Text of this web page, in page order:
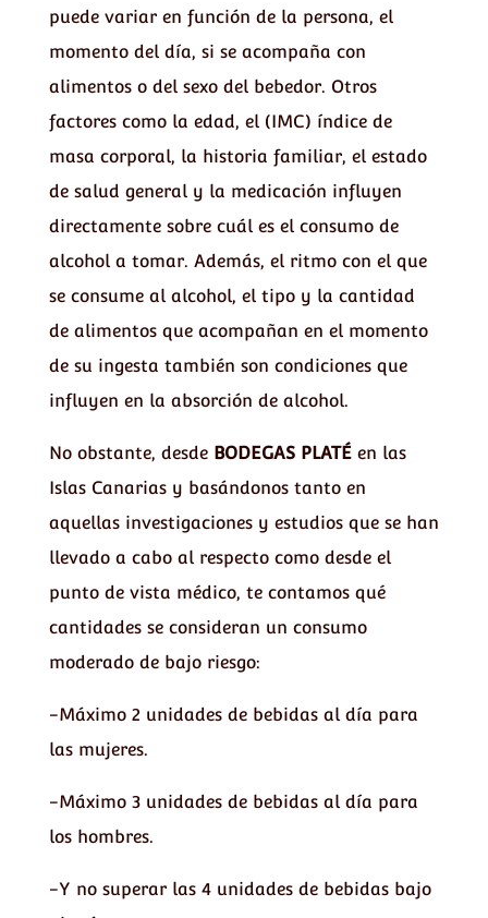
puede variar en función de la persona, el
momento del día, si se acompaña con
alimentos o del sexo del bebedor. Otros
factores como la edad, el (IMC) índice de
masa corporal, la historia familiar, el estado
de salud general y la medicación influyen
directamente sobre cuál es el consumo de
alcohol a tomar. Además, el ritmo con el que
se consume al alcohol, el tipo y la cantidad
de alimentos que acompañan en el momento
de su ingesta también son condiciones que
influyen en la absorción de alcohol.
No obstante, desdeBODEGAS PLATÉen las
Islas Canarias y basándonos tanto en
aquellas investigaciones y estudios que se han
llevado a cabo al respecto como desde el
punto de vista médico, te contamos qué
cantidades se consideran un consumo
moderado de bajo riesgo:
-Máximo 2 unidades de bebidas al día para
las mujeres.
-Máximo 3 unidades de bebidas al día para
los hombres.
-Y no superar las 4 unidades de bebidas bajo